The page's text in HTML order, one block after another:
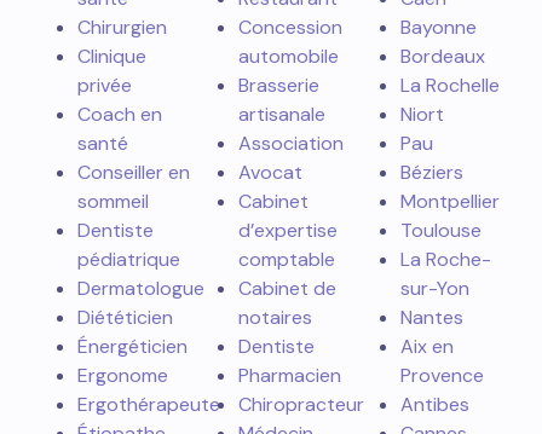
Chirurgien
Clinique
privée
Coach en
santé
Conseiller en
sommeil
Dentiste
pédiatrique
Dermatologue
Diététicien
Énergéticien
Ergonome
Ergothérapeute
Concession
automobile
Brasserie
artisanale
Association
Avocat
Cabinet
d’expertise
comptable
Cabinet de
notaires
Dentiste
Pharmacien
Chiropracteur
Bayonne
Bordeaux
La Rochelle
Niort
Pau
Béziers
Montpellier
Toulouse
La Roche-
sur-Yon
Nantes
Aix en
Provence
Antibes